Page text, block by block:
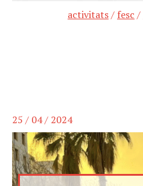
activitats/ fesc /
25 / 04 / 2024